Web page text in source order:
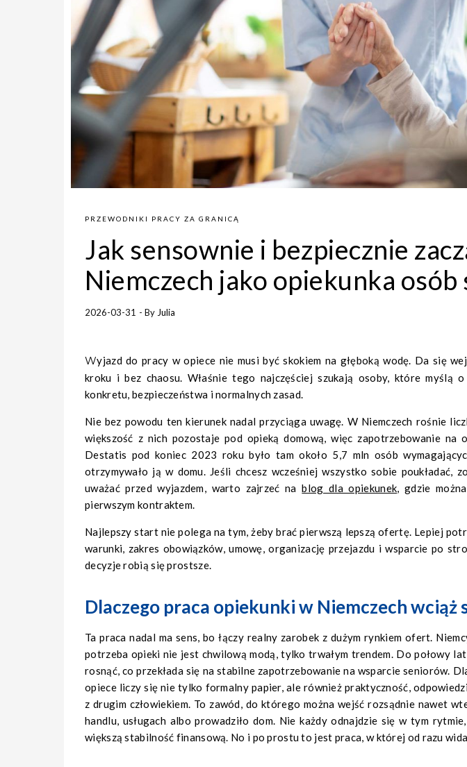
PRZEWODNIKI PRACY ZA GRANICĄ
Jak sensownie i bezpiecznie
Niemczech jako opiekunka osób
2026-03-31 - ByJulia
Wyjazd do pracy w opiece nie musi być skokiem na głęboką wodę. Da się wejść w ten zawód spokojnie, krok po
kroku i bez chaosu. Właśnie tego najczęściej szukają osoby, które myślą
konkretu, bezpieczeństwa i normalnych zasad.
Nie bez powodu ten kierunek nadal przyciąga uwagę. W Niemczech rośnie
większość z nich pozostaje pod opieką domową, więc zapotrzebowanie na
Destatis pod koniec 2023 roku było tam około 5,7 mln osób
otrzymywało ją w domu. Jeśli chcesz wcześniej wszystko sobie poukładać,
uważać przed wyjazdem, warto zajrzeć nablog dla opiekunek, gdzie
pierwszym kontraktem.
Najlepszy start nie polega na tym, żeby brać pierwszą lepszą ofertę. Lepiej
warunki, zakres obowiązków, umowę, organizację przejazdu i wsparcie po
decyzje robią się prostsze.
Dlaczego praca opiekunki w Niemczech wciąż
Ta praca nadal ma sens, bo łączy realny zarobek z dużym rynkiem ofert.
potrzeba opieki nie jest chwilową modą, tylko trwałym trendem. Do połowy
rosnąć, co przekłada się na stabilne zapotrzebowanie na wsparcie seniorów.
opiece liczy się nie tylko formalny papier, ale również praktyczność,
z drugim człowiekiem. To zawód, do którego można wejść rozsądnie nawet
handlu, usługach albo prowadziło dom. Nie każdy odnajdzie się w tym
większą stabilność finansową. No i po prostu to jest praca, w której od razu